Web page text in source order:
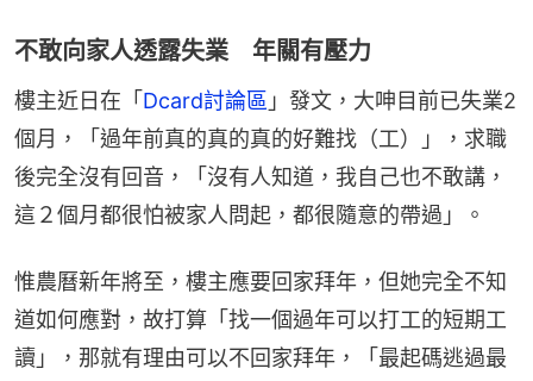
不敢向家人透露失業 年關有壓力
樓主近日在「 Dcard討論區 」發文，大呻目前已失業2
個月，「過年前真的真的真的好難找（工）」，求職
後完全沒有回音，「沒有人知道，我自己也不敢講，
這２個月都很怕被家人問起，都很隨意的帶過」。
惟農曆新年將至，樓主應要回家拜年，但她完全不知
道如何應對，故打算「找一個過年可以打工的短期工
讀」，那就有理由可以不回家拜年，「最起碼逃過最